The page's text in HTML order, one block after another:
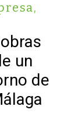
,
un
de